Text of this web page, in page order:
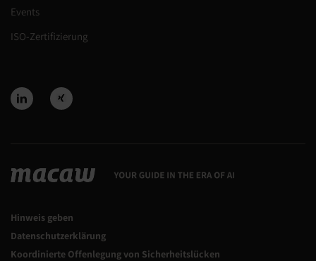
Events
ISO-Zertifizierung
Hinweis geben
Datenschutzerklärung
Koordinierte Offenlegung von Sicherheitslücken